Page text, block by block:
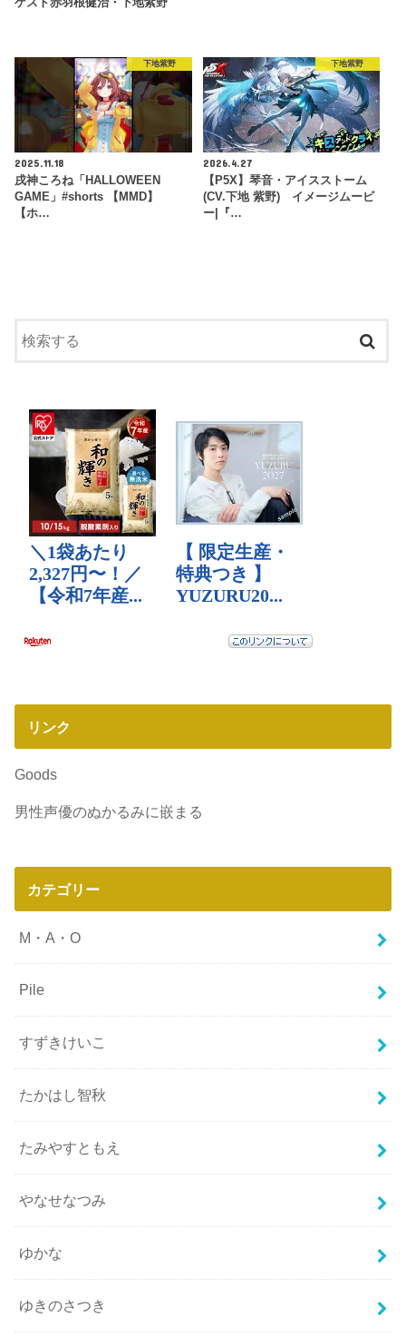
ゲスト赤羽根健治・下地紫野
下地紫野
2025.11.18
戌神ころね「HALLOWEEN
GAME」#shorts 【MMD】
【ホ…
下地紫野
2026.4.27
【P5X】琴音・アイスストーム
(CV.下地 紫野) イメージムービ
ー|『…
リンク
Goods
男性声優のぬかるみに嵌まる
カテゴリー
M・A・O
Pile
すずきけいこ
たかはし智秋
たみやすともえ
やなせなつみ
ゆかな
ゆきのさつき